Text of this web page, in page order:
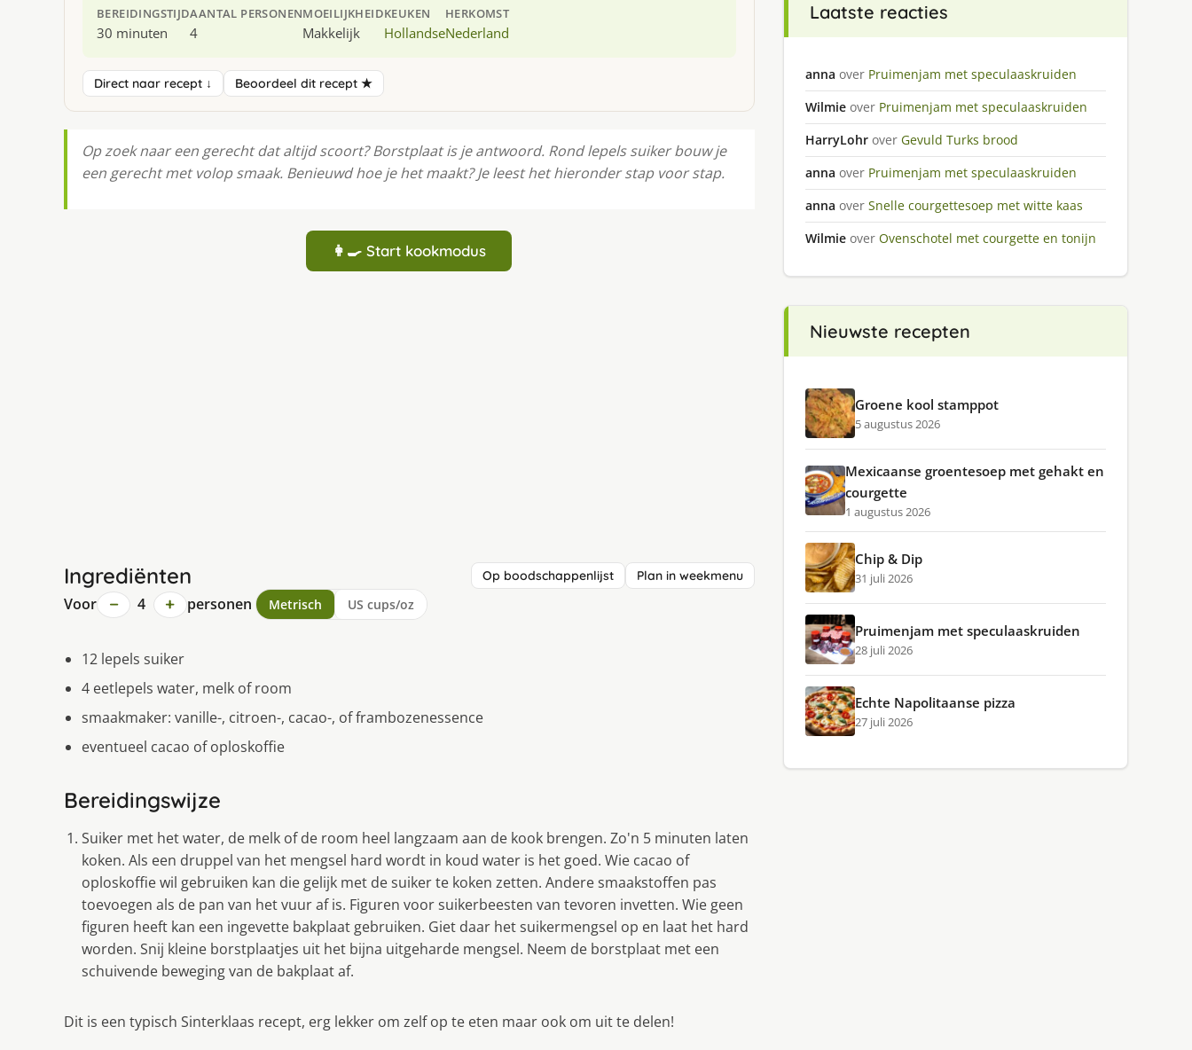
BEREIDINGSTIJD
30 minuten
AANTAL PERSONEN
4
MOEILIJKHEID
Makkelijk
KEUKEN
Hollandse
HERKOMST
Nederland
Direct naar recept ↓ Beoordeel dit recept ★
Op zoek naar een gerecht dat altijd scoort? Borstplaat is je antwoord. Rond lepels suiker bouw je
een gerecht met volop smaak. Benieuwd hoe je het maakt? Je leest het hieronder stap voor stap.
👩‍🍳 Start kookmodus
Ingrediënten Op boodschappenlijst Plan in weekmenu
Voor − 4 + personen Metrisch US cups/oz
12 lepels suiker
4 eetlepels water, melk of room
smaakmaker: vanille-, citroen-, cacao-, of frambozenessence
eventueel cacao of oploskoffie
Bereidingswijze
Suiker met het water, de melk of de room heel langzaam aan de kook brengen. Zo'n 5 minuten laten
koken. Als een druppel van het mengsel hard wordt in koud water is het goed. Wie cacao of
oploskoffie wil gebruiken kan die gelijk met de suiker te koken zetten. Andere smaakstoffen pas
toevoegen als de pan van het vuur af is. Figuren voor suikerbeesten van tevoren invetten. Wie geen
figuren heeft kan een ingevette bakplaat gebruiken. Giet daar het suikermengsel op en laat het hard
worden. Snij kleine borstplaatjes uit het bijna uitgeharde mengsel. Neem de borstplaat met een
schuivende beweging van de bakplaat af.
Dit is een typisch Sinterklaas recept, erg lekker om zelf op te eten maar ook om uit te delen!
Laatste reacties
anna over Pruimenjam met speculaaskruiden
Wilmie over Pruimenjam met speculaaskruiden
HarryLohr over Gevuld Turks brood
anna over Pruimenjam met speculaaskruiden
anna over Snelle courgettesoep met witte kaas
Wilmie over Ovenschotel met courgette en tonijn
Nieuwste recepten
Groene kool stamppot
5 augustus 2026
Mexicaanse groentesoep met gehakt en
courgette
1 augustus 2026
Chip & Dip
31 juli 2026
Pruimenjam met speculaaskruiden
28 juli 2026
Echte Napolitaanse pizza
27 juli 2026